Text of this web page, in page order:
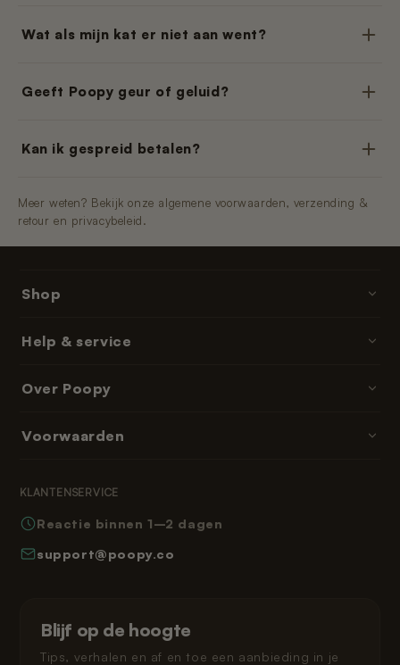
Wat als mijn kat er niet aan went?
Geeft Poopy geur of geluid?
Kan ik gespreid betalen?
Meer weten? Bekijk onze algemene voorwaarden, verzending &
retour en privacybeleid.
Shop
Accessoires
Help & service
Bezorgtijden
Veelgestelde vragen
Hoe werkt Poopy
Kat laten wennen
Over Poopy
Leeshoek
Voorwaarden
Herroepingsrecht
Garantie
Klarna privacybeleid
Juridisch
Blijf op de hoogte
Tips, verhalen en af en toe een aanbieding in je
KLANTENSERVICE
Reactie binnen 1–2 dagen
support@poopy.co